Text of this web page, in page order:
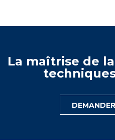
La maîtrise de